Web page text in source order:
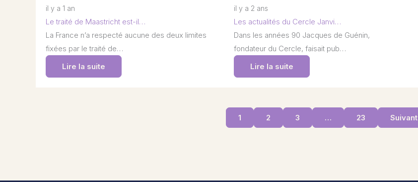
il y a 1 an
Le traité de Maastricht est-il…
La France n’a respecté aucune des deux limites
fixées par le traité de…
Lire la suite
il y a 2 ans
Les actualités du Cercle Janvi…
Dans les années 90 Jacques de Guénin,
fondateur du Cercle, faisait pub…
Lire la suite
1 2 3 … 23 Suivant